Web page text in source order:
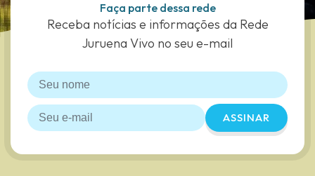
Faça parte dessa rede
Receba notícias e informações da Rede
Juruena Vivo no seu e-mail
ASSINAR